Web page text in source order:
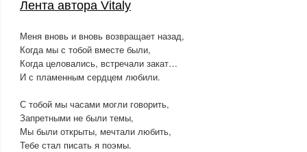
Лента автора Vitaly
Меня вновь и вновь возвращает назад,
Когда мы с тобой вместе были,
Когда целовались, встречали закат…
И с пламенным сердцем любили.
С тобой мы часами могли говорить,
Запретными не были темы,
Мы были открыты, мечтали любить,
Тебе стал писать я поэмы.